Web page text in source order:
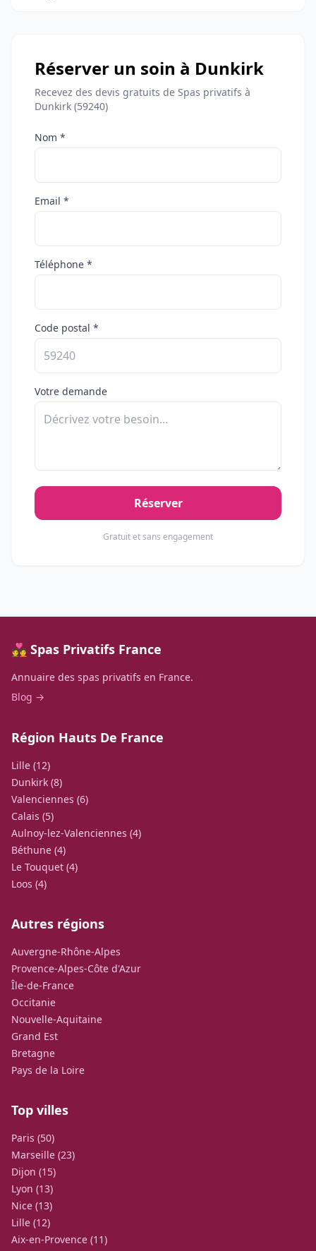
Réserver un soin à Dunkirk
Recevez des devis gratuits de Spas privatifs à
Dunkirk (59240)
Nom *
Email *
Téléphone *
Code postal *
Votre demande
Réserver
Gratuit et sans engagement
💑 Spas Privatifs France
Annuaire des spas privatifs en France.
Blog →
Région Hauts De France
Lille (12)
Dunkirk (8)
Valenciennes (6)
Calais (5)
Aulnoy-lez-Valenciennes (4)
Béthune (4)
Le Touquet (4)
Loos (4)
Autres régions
Auvergne-Rhône-Alpes
Provence-Alpes-Côte d'Azur
Île-de-France
Occitanie
Nouvelle-Aquitaine
Grand Est
Bretagne
Pays de la Loire
Top villes
Paris (50)
Marseille (23)
Dijon (15)
Lyon (13)
Nice (13)
Lille (12)
Aix-en-Provence (11)